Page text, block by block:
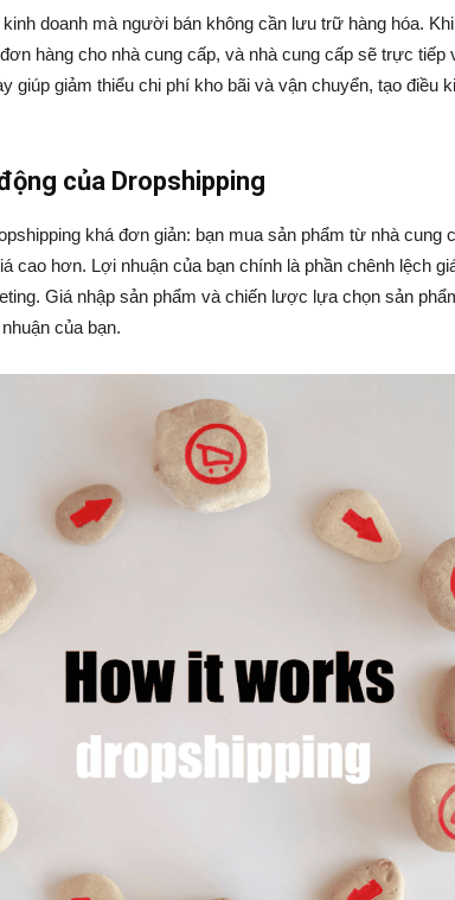
doanh mà người bán không cần lưu trữ hàng hóa.
hàng cho nhà cung cấp, và nhà cung cấp sẽ trực tiếp
giúp giảm thiểu chi phí kho bãi và vận chuyển, tạo điều
của Dropshipping
khá đơn giản: bạn mua sản phẩm từ nhà cung
cao hơn. Lợi nhuận của bạn chính là phần chênh lệch
Giá nhập sản phẩm và chiến lược lựa chọn sản
của bạn.